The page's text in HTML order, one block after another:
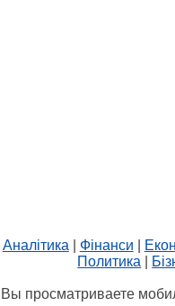
Аналітика| Фінанси
Политика
Вы просматриваете